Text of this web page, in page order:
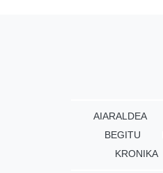
AIARALDEA
BEGITU
KRONIKA